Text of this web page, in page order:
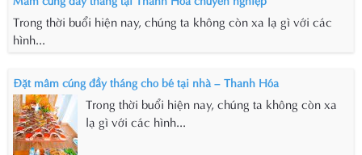
Trong thời buổi hiện nay, chúng ta không còn xa lạ gì với các
hình...
Đặt mâm cúng đầy tháng cho bé tại nhà – Thanh Hóa
Trong thời buổi hiện nay, chúng ta không còn xa
lạ gì với các hình...